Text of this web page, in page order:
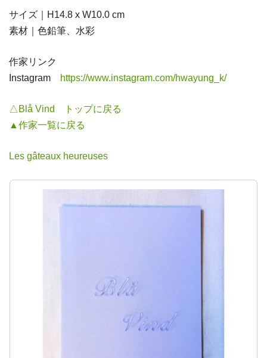
サイズ｜H14.8 x W10.0 cm
素材｜色鉛筆、水彩
作家リンク
Instagram
https://www.instagram.com/hwayung_k/
△Blå Vind トップに戻る
▲作家一覧に戻る
Les gâteaux heureuses